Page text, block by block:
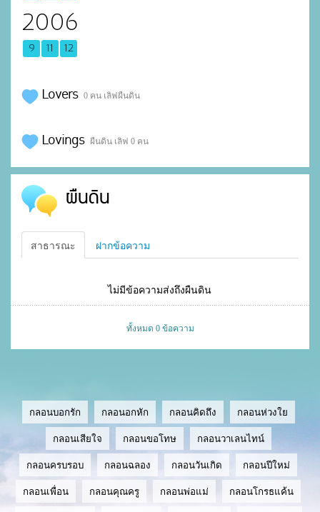
2006
9 11 12
Lovers 0 คน เลิฟผืนดิน
Lovings ผืนดิน เลิฟ 0 คน
ผืนดิน
สาธารณะ ฝากข้อความ
ไม่มีข้อความส่งถึงผืนดิน
ทั้งหมด 0 ข้อความ
กลอนบอกรัก กลอนอกหัก กลอนคิดถึง กลอนห่วงใย
กลอนเสียใจ กลอนขอโทษ กลอนวาเลนไทน์
กลอนครบรอบ กลอนฉลอง กลอนวันเกิด กลอนปีใหม่
กลอนเพื่อน กลอนคุณครู กลอนพ่อแม่ กลอนโกรธแค้น